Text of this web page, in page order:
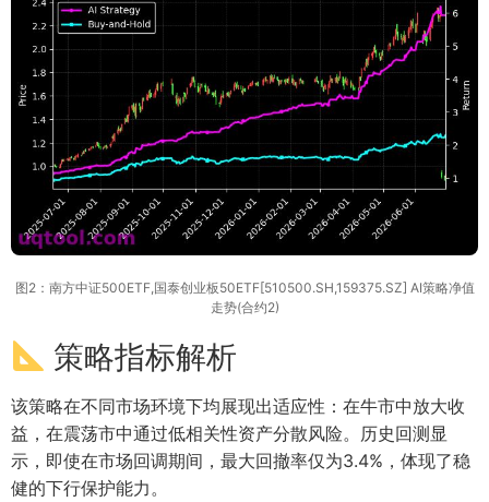
图2：南方中证500ETF,国泰创业板50ETF[510500.SH,159375.SZ] AI策略净值
走势(合约2)
策略指标解析
该策略在不同市场环境下均展现出适应性：在牛市中放大收
益，在震荡市中通过低相关性资产分散风险。历史回测显
示，即使在市场回调期间，最大回撤率仅为3.4%，体现了稳
健的下行保护能力。